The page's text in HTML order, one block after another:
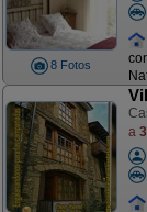
8 Fotos
a